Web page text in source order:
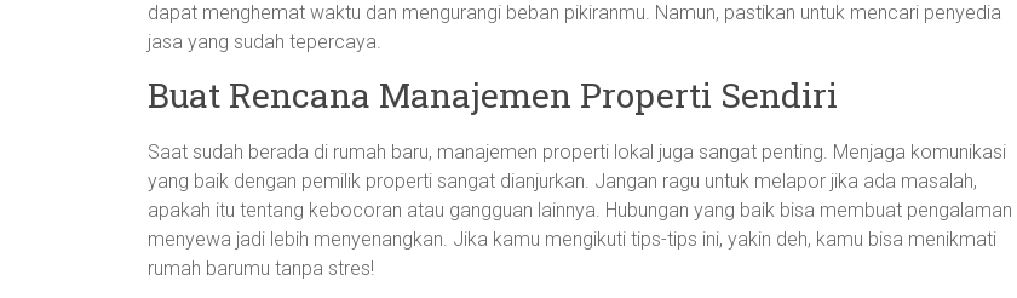
dapat menghemat waktu dan mengurangi beban pikiranmu. Namun, pastikan untuk mencari penyedia
jasa yang sudah tepercaya.
Buat Rencana Manajemen Properti Sendiri
Saat sudah berada di rumah baru, manajemen properti lokal juga sangat penting. Menjaga komunikasi
yang baik dengan pemilik properti sangat dianjurkan. Jangan ragu untuk melapor jika ada masalah,
apakah itu tentang kebocoran atau gangguan lainnya. Hubungan yang baik bisa membuat pengalaman
menyewa jadi lebih menyenangkan. Jika kamu mengikuti tips-tips ini, yakin deh, kamu bisa menikmati
rumah barumu tanpa stres!